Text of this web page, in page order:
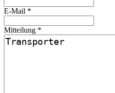
E-Mail *
Mitteilung *